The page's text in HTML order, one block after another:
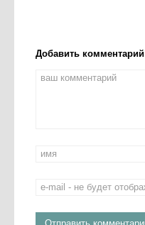
Добавить комментарий